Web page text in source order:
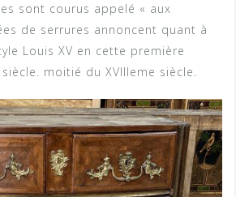
sont courus appelé « aux
de serrures annoncent quant à
Louis XV en cette première
moitié du XVIIIeme siècle.